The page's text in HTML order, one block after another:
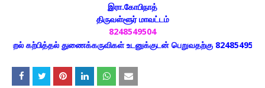
இரா.கோபிநாத்
திருவள்ளூர் மாவட்டம்
8248549504
துணைக்கருவிகள் உடனுக்குடன் பெறுவதற்கு 8248549504